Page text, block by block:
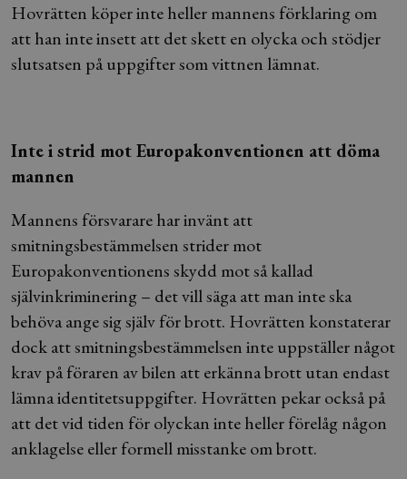
Hovrätten köper inte heller mannens förklaring om
att han inte insett att det skett en olycka och stödjer
slutsatsen på uppgifter som vittnen lämnat.
Inte i strid mot Europakonventionen att döma
mannen
Mannens försvarare har invänt att
smitningsbestämmelsen strider mot
Europakonventionens skydd mot så kallad
självinkriminering – det vill säga att man inte ska
behöva ange sig själv för brott. Hovrätten konstaterar
dock att smitningsbestämmelsen inte uppställer något
krav på föraren av bilen att erkänna brott utan endast
lämna identitetsuppgifter. Hovrätten pekar också på
att det vid tiden för olyckan inte heller förelåg någon
anklagelse eller formell misstanke om brott.